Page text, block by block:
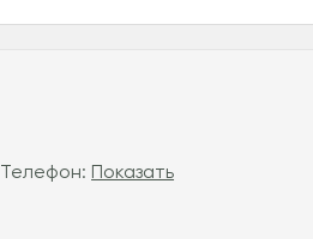
Телефон: Показать